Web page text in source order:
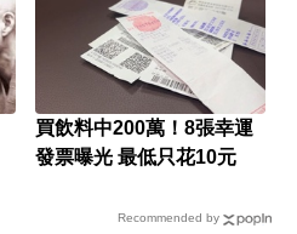
買飲料中200萬！8張幸運
發票曝光 最低只花10元
Recommended by